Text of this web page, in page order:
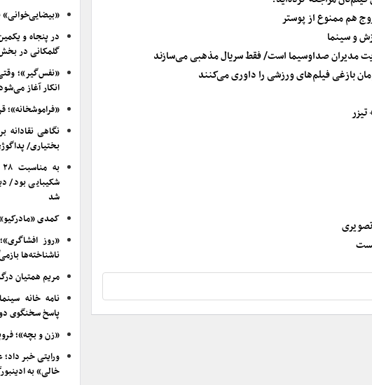
هم ممنوع از پوستر
و سینما
مدیران صداوسیما است/ فقط سریال مذهبی می‌سازند
بازغی فیلم‌های ورزشی را داوری می‌کنند
در پنجاه و
گلمکانی در
«نفس‌گیر»؛
انکار آغاز
«فراموشخانه»؛
نگاهی نقادانه
بختیاری/
شکیبایی بود/
شد
کمدی
«روز
ناشناخته‌ها
مریم همتیان
نامه خانه
پاسخ سخنگوی
«زن و بچه»؛
ورایتی خبر
خالی» به